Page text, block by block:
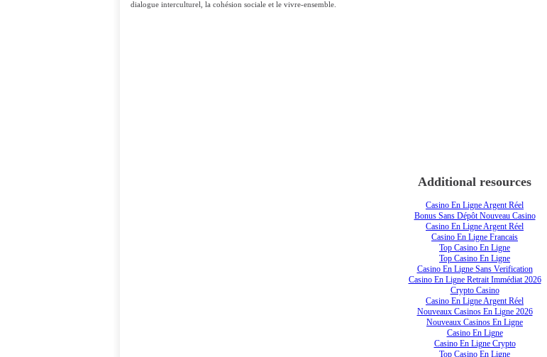
dialogue interculturel, la cohésion sociale et le vivre-ensemble.
Additional resources
Casino En Ligne Argent Réel
Bonus Sans Dépôt Nouveau Casino
Casino En Ligne Argent Réel
Casino En Ligne Francais
Top Casino En Ligne
Top Casino En Ligne
Casino En Ligne Sans Verification
Casino En Ligne Retrait Immédiat 2026
Crypto Casino
Casino En Ligne Argent Réel
Nouveaux Casinos En Ligne 2026
Nouveaux Casinos En Ligne
Casino En Ligne
Casino En Ligne Crypto
Top Casino En Ligne